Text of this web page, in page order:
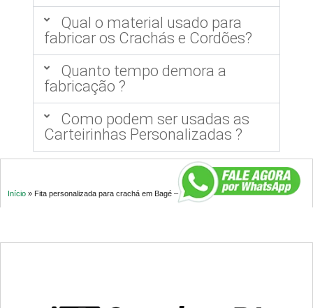
Qual o material usado para
fabricar os Crachás e Cordões?
Quanto tempo demora a
fabricação ?
Como podem ser usadas as
Carteirinhas Personalizadas ?
Início » Fita personalizada para crachá em Bagé – RS